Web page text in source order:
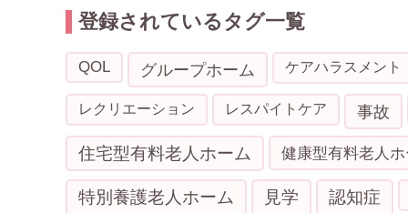
登録されているタグ一覧
QOL グループホーム ケアハラスメント
レクリエーション レスパイトケア 事故
住宅型有料老人ホーム 健康型有料老人
特別養護老人ホーム 見学 認知症